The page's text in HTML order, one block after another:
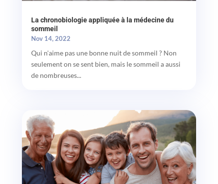
La chronobiologie appliquée à la médecine du
sommeil
Nov 14, 2022
Qui n'aime pas une bonne nuit de sommeil ? Non
seulement on se sent bien, mais le sommeil a aussi
de nombreuses...